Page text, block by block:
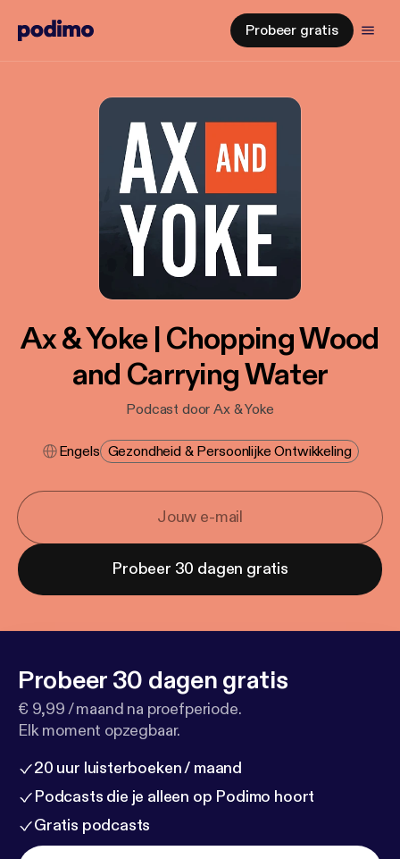
Probeer gratis
Ax & Yoke | Chopping Wood
and Carrying Water
Podcast door Ax & Yoke
Engels Gezondheid & Persoonlijke Ontwikkeling
Probeer 30 dagen gratis
Probeer 30 dagen gratis
€ 9,99 / maand na proefperiode.
Elk moment opzegbaar.
20 uur luisterboeken / maand
Podcasts die je alleen op Podimo hoort
Gratis podcasts